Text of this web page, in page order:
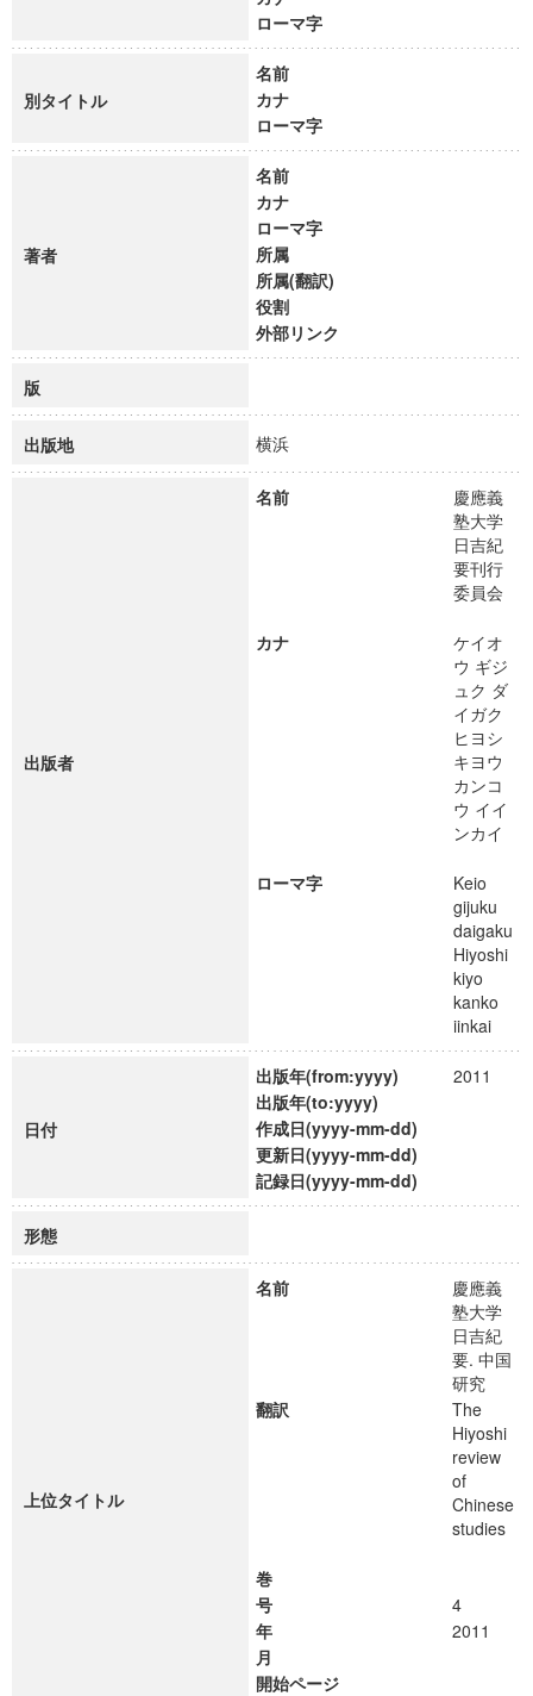
ローマ字
別タイトル
名前
カナ
ローマ字
著者
名前
カナ
ローマ字
所属
所属(翻訳)
役割
外部リンク
版
出版地 横浜
出版者
名前
慶應義
塾大学
日吉紀
要刊行
委員会
カナ
ケイオ
ウ ギジ
ュク ダ
イガク
ヒヨシ
キヨウ
カンコ
ウ イイ
ンカイ
ローマ字
Keio
gijuku
daigaku
Hiyoshi
kiyo
kanko
iinkai
日付
出版年(from:yyyy)
2011
出版年(to:yyyy)
作成日(yyyy-mm-dd)
更新日(yyyy-mm-dd)
記録日(yyyy-mm-dd)
形態
上位タイトル
名前
慶應義
塾大学
日吉紀
要. 中国
研究
翻訳
The
Hiyoshi
review
of
Chinese
studies
巻
号
4
年
2011
月
開始ページ